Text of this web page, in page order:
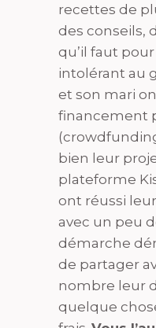
recettes de
des conseils,
qu’il faut
intolérant au
et son mari
financement
bien leur
plateforme
ont réussi
avec un peu
démarche
de partager
nombre leur
quelque